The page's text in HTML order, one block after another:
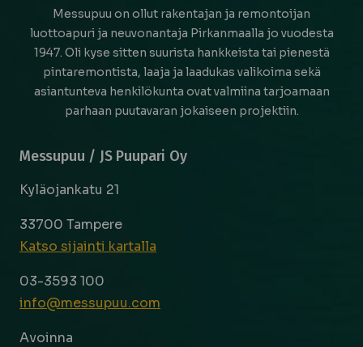
Messupuu on ollut rakentajan ja remontoijan
luottoapuri ja neuvonantaja Pirkanmaalla jo vuodesta
1947. Oli kyse sitten suurista hankkeista tai pienestä
pintaremontista, laaja ja laadukas valikoima sekä
asiantunteva henkilökunta ovat valmiina tarjoamaan
parhaan puutavaran jokaiseen projektiin.
Messupuu / JS Puupari Oy
Kyläojankatu 21
33700 Tampere
Katso sijainti kartalla
03-3593 100
info@messupuu.com
Avoinna